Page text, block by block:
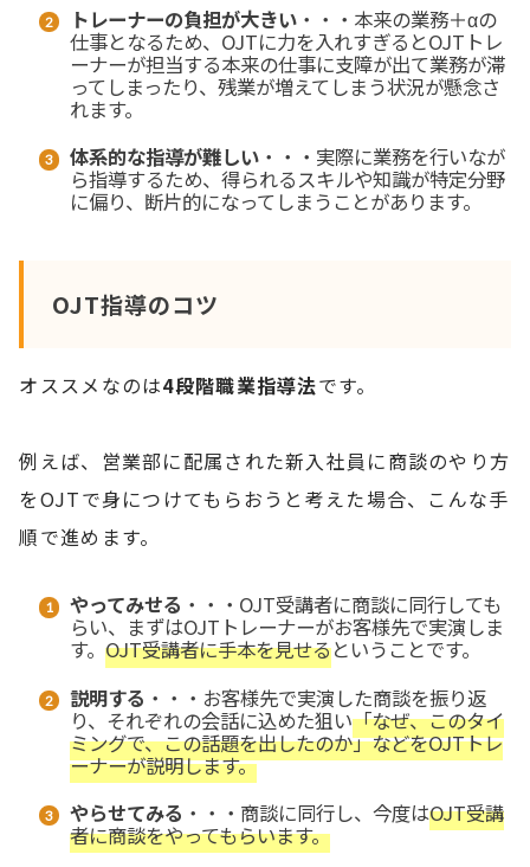
トレーナーの負担が大きい ・・・本来の業務＋αの
仕事となるため、OJTに力を入れすぎるとOJTトレ
ーナーが担当する本来の仕事に支障が出て業務が滞
ってしまったり、残業が増えてしまう状況が懸念さ
れます。
体系的な指導が難しい ・・・実際に業務を行いなが
ら指導するため、得られるスキルや知識が特定分野
に偏り、断片的になってしまうことがあります。
OJT指導のコツ
オススメなのは4段階職業指導法です。
例えば、営業部に配属された新入社員に商談のやり方
をOJTで身につけてもらおうと考えた場合、こんな手
順で進めます。
やってみせる ・・・OJT受講者に商談に同行しても
らい、まずはOJTトレーナーがお客様先で実演しま
す。OJT受講者に手本を見せるということです。
説明する ・・・お客様先で実演した商談を振り返
り、それぞれの会話に込めた狙い「なぜ、このタイ
ミングで、この話題を出したのか」などをOJTトレ
ーナーが説明します。
やらせてみる ・・・商談に同行し、今度はOJT受講
者に商談をやってもらいます。